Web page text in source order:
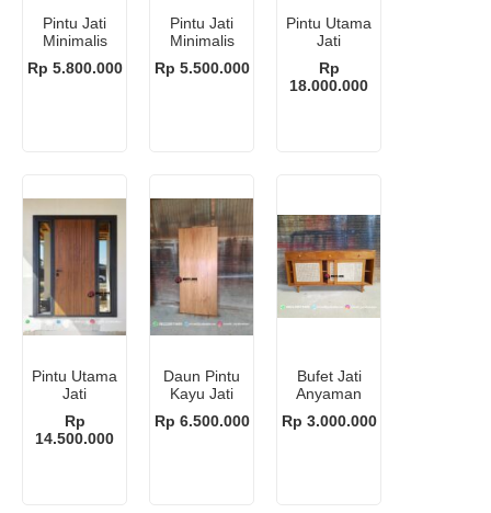
Pintu Jati
Minimalis
Rp 5.800.000
Pintu Jati
Minimalis
Rp 5.500.000
Pintu Utama
Jati
Rp
18.000.000
Pintu Utama
Jati
Rp
14.500.000
Daun Pintu
Kayu Jati
Rp 6.500.000
Bufet Jati
Anyaman
Rp 3.000.000